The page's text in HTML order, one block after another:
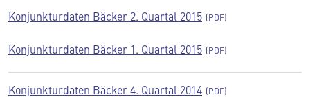
Konjunkturdaten Bäcker 2. Quartal 2015
Konjunkturdaten Bäcker 1. Quartal 2015
Konjunkturdaten Bäcker 4. Quartal 2014